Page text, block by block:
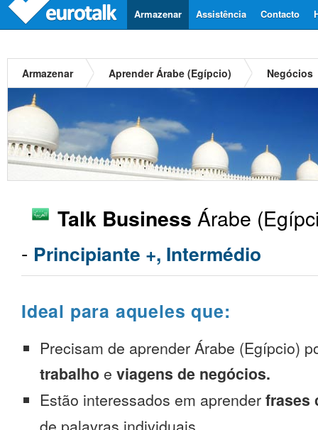
Contacto
Assistência
Armazenar
Armazenar Aprender Árabe (Egípcio) Negócios
Talk Business Árabe
- Principiante +, Intermédio
Ideal para aqueles que:
Precisam de aprender Árabe (Egípcio)
trabalho e viagens de negócios.
Estão interessados em aprender frases
de palavras individuais.